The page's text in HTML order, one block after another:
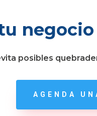
posibles
AGENDA